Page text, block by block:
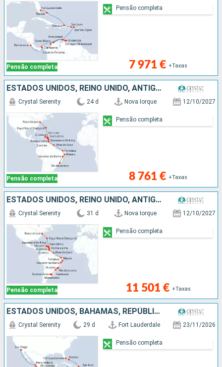
Pensão completa 7 971 € +Taxas
Pensão completa
ESTADOS UNIDOS, REINO UNIDO, ANTÍGUA E BARBUDA, GUADALUPE, PORTO RICO, SANTA LÚCIA, TRINIDADE E TOBAGO, FRANÇA, BRASIL
Pensão completa
Crystal Serenity 24 d Nova Iorque 12/10/2027
8 761 € +Taxas
Pensão completa
ESTADOS UNIDOS, REINO UNIDO, ANTÍGUA E BARBUDA, GUADALUPE, PORTO RICO, SANTA LÚCIA, TRINIDADE E TOBAGO, FRANÇA, BRASIL, URUGUAI, ARGENTINA
Pensão completa
Crystal Serenity 31 d Nova Iorque 12/10/2027
11 501 € +Taxas
Pensão completa
ESTADOS UNIDOS, BAHAMAS, REPÚBLICA DOMINICANA, PORTO RICO, JOST VAN DYKE, ARUBA, BONAIRE, COLÔMBIA, PANAMA, COSTA RICA, SALVADOR, CARAIBAS - MEXICO
Crystal Serenity 29 d Fort Lauderdale 23/11/2026
Pensão completa